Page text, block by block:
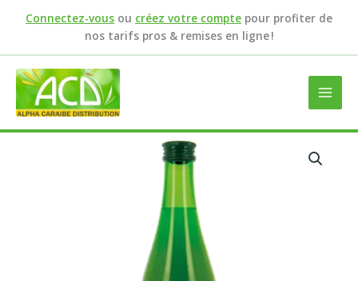
Connectez-vous ou créez votre compte pour profiter de
nos tarifs pros & remises en ligne !